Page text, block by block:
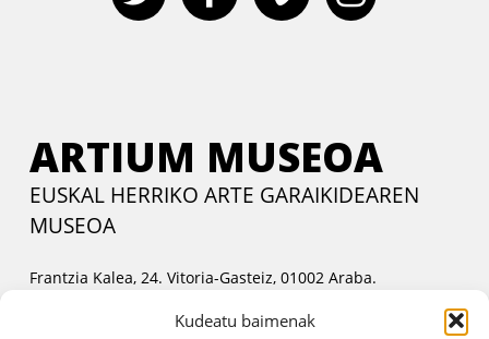
Kudeatu baimenak
ARTIUM MUSEOA
EUSKAL HERRIKO ARTE GARAIKIDEAREN
MUSEOA
Frantzia Kalea, 24. Vitoria-Gasteiz, 01002 Araba.
Asteartetik ostiralera:11:00etatik 14:00etara eta